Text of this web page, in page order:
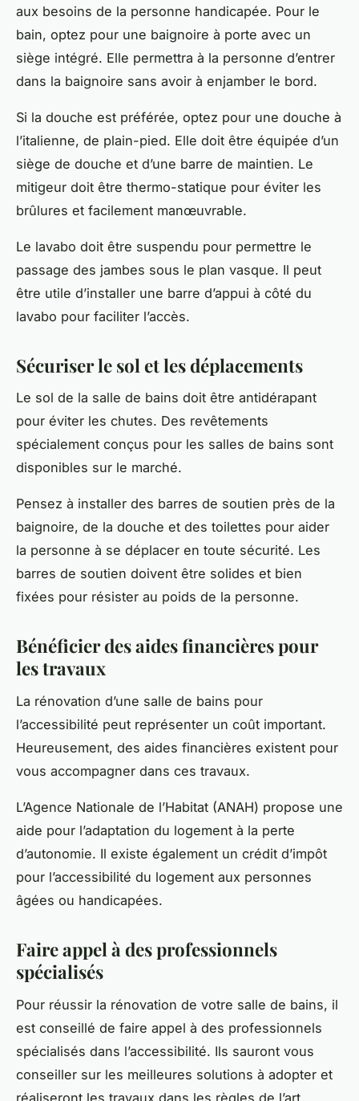
aux besoins de la personne handicapée. Pour le
bain, optez pour une baignoire à porte avec un
siège intégré. Elle permettra à la personne d’entrer
dans la baignoire sans avoir à enjamber le bord.
Si la douche est préférée, optez pour une douche à
l’italienne, de plain-pied. Elle doit être équipée d’un
siège de douche et d’une barre de maintien. Le
mitigeur doit être thermo-statique pour éviter les
brûlures et facilement manœuvrable.
Le lavabo doit être suspendu pour permettre le
passage des jambes sous le plan vasque. Il peut
être utile d’installer une barre d’appui à côté du
lavabo pour faciliter l’accès.
Sécuriser le sol et les déplacements
Le sol de la salle de bains doit être antidérapant
pour éviter les chutes. Des revêtements
spécialement conçus pour les salles de bains sont
disponibles sur le marché.
Pensez à installer des barres de soutien près de la
baignoire, de la douche et des toilettes pour aider
la personne à se déplacer en toute sécurité. Les
barres de soutien doivent être solides et bien
fixées pour résister au poids de la personne.
Bénéficier des aides financières pour
les travaux
La rénovation d’une salle de bains pour
l’accessibilité peut représenter un coût important.
Heureusement, des aides financières existent pour
vous accompagner dans ces travaux.
L’Agence Nationale de l’Habitat (ANAH) propose une
aide pour l’adaptation du logement à la perte
d’autonomie. Il existe également un crédit d’impôt
pour l’accessibilité du logement aux personnes
âgées ou handicapées.
Faire appel à des professionnels
spécialisés
Pour réussir la rénovation de votre salle de bains, il
est conseillé de faire appel à des professionnels
spécialisés dans l’accessibilité. Ils sauront vous
conseiller sur les meilleures solutions à adopter et
réaliseront les travaux dans les règles de l’art.